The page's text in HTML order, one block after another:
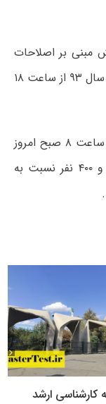
مبنی بر اصلاحات
دفترچه انتخاب رشته کنکور کارشناسی ارشد سال ۹۳ از ساعت ۱۸
مشاور عالی سازمان سنجش یادآور شد: تا ساعت ۸ صبح امروز
یکشنبه ۲۸ اردیبهشت ماه تعداد ۱۲۸ هزار و ۴۰۰ نفر نسبت به
کارشناسی ارشد